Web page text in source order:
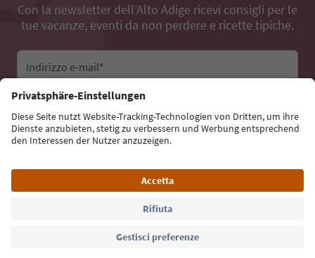
Con la newsletter dell’Alto Adige ricevi consigli per le
tue vacanze, eventi da non perdere e ricette tipiche.
Indirizzo e-mail*
Iscriviti alla newsletter